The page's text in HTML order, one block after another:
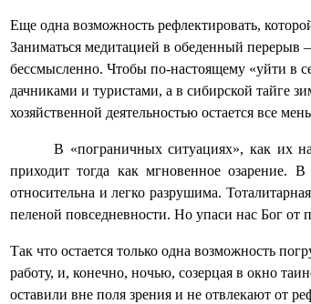
Еще одна возможность рефлектировать,
Заниматься медитацией в обеденный перерыв
бессмысленно. Чтобы по-настоящему «уйти в
дачниками и туристами, а в сибирской тайге
хозяйственной деятельностью остается все
В «пограничных ситуациях», как их
приходит тогда как мгновенное озарение.
относительна и легко разрушима.
пеленой повседневности. Но упаси нас Бог от
Так что остается только одна возможность
работу, и, конечно, ночью, созерцая в окно
оставили вне поля зрения и не отвлекают от